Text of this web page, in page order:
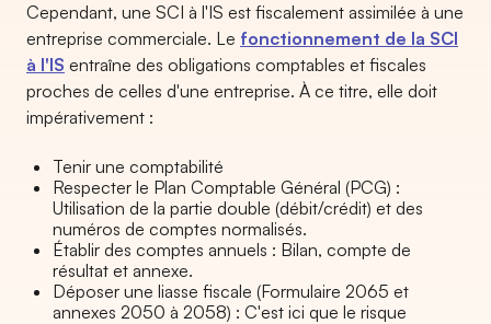
Cependant, une SCI à l'IS est fiscalement assimilée à une
entreprise commerciale. Le fonctionnement de la SCI
à l'IS entraîne des obligations comptables et fiscales
proches de celles d'une entreprise. À ce titre, elle doit
impérativement :
Tenir une comptabilité
Respecter le Plan Comptable Général (PCG) :
Utilisation de la partie double (débit/crédit) et des
numéros de comptes normalisés.
Établir des comptes annuels : Bilan, compte de
résultat et annexe.
Déposer une liasse fiscale (Formulaire 2065 et
annexes 2050 à 2058) : C'est ici que le risque